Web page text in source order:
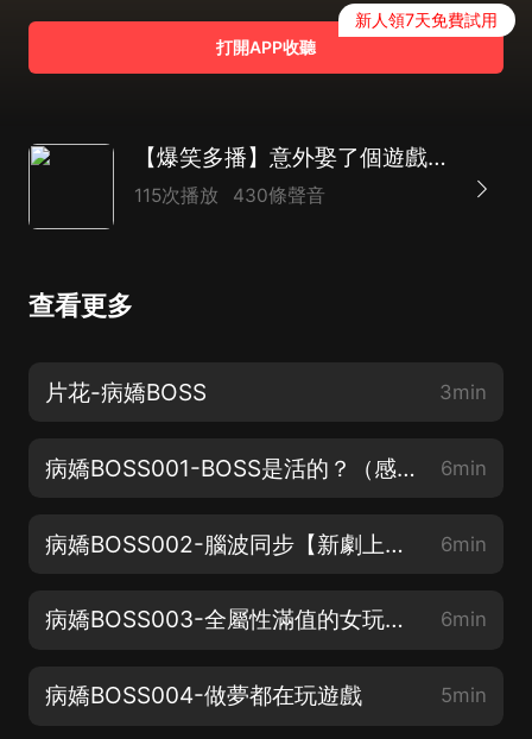
打開APP收聽
新人領7天免費試用
【爆笑多播】意外娶了個遊戲BOSS| 超好玩的年度好劇
115次播放 430條聲音
查看更多
片花-病嬌BOSS 3min
病嬌BOSS001-BOSS是活的？（感謝收聽，歡迎留言互動） 6min
病嬌BOSS002-腦波同步【新劇上架，求一波五星好評~】 6min
病嬌BOSS003-全屬性滿值的女玩家【好評過千，爆更每天！】 6min
病嬌BOSS004-做夢都在玩遊戲 5min